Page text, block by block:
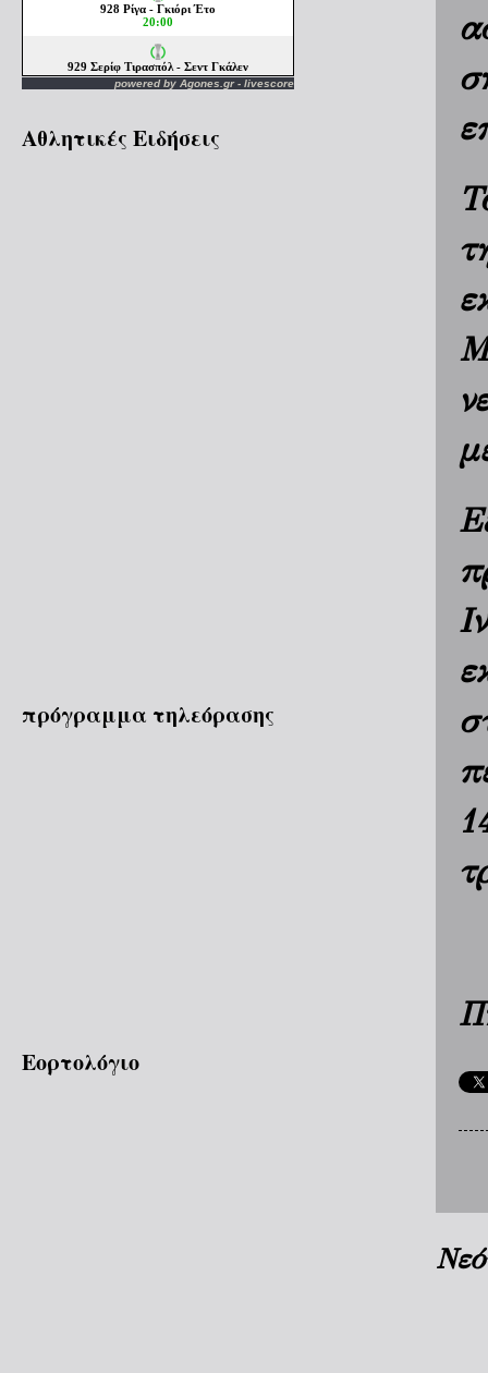
powered by Agones.gr- livescore
Αθλητικές Ειδήσεις
πρόγραμμα τηλεόρασης
Εορτολόγιο